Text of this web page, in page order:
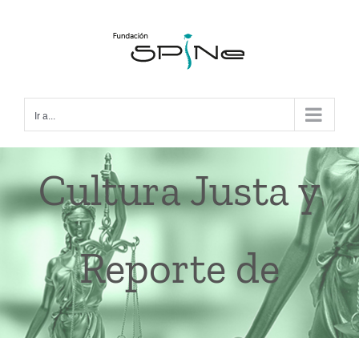
Ir a...
Cultura Justa y
Reporte de